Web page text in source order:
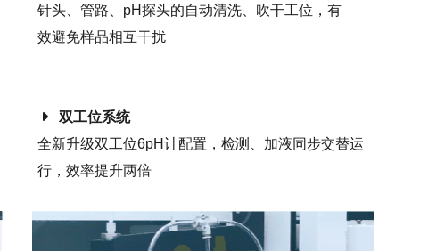
针头、管路、pH探头的自动清洗、吹干工位，有
效避免样品相互干扰
双工位系统
全新升级双工位6pH计配置，检测、加液同步交替运
行，效率提升两倍